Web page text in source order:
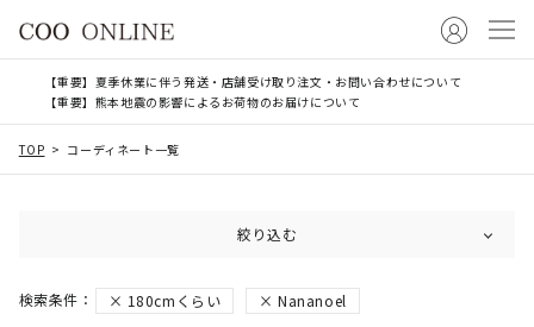
【重要】夏季休業に伴う発送・店舗受け取り注文・お問い合わせについて
【重要】熊本地震の影響によるお荷物のお届けについて
TOP コーディネート一覧
絞り込む
180cmくらい Nananoel